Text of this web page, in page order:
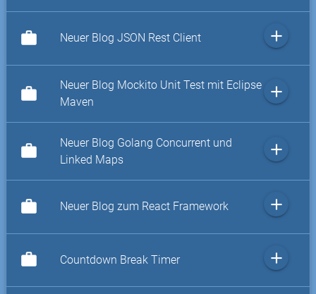
work Neuer Blog JSON Rest Client add
work
Neuer Blog Mockito Unit Test mit Eclipse
Maven
add
work
Neuer Blog Golang Concurrent und
Linked Maps
add
work Neuer Blog zum React Framework add
work Countdown Break Timer add